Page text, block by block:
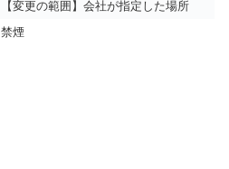
【変更の範囲】会社が指定した場所
禁煙